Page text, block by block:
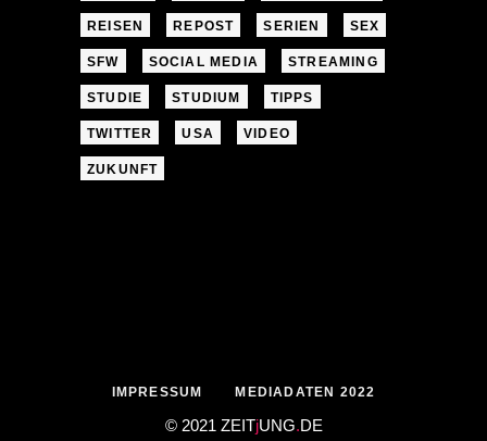
REISEN REPOST SERIEN SEX
SFW SOCIAL MEDIA STREAMING
STUDIE STUDIUM TIPPS
TWITTER USA VIDEO
ZUKUNFT
IMPRESSUM MEDIADATEN 2022
© 2021 ZEITjUNG.DE